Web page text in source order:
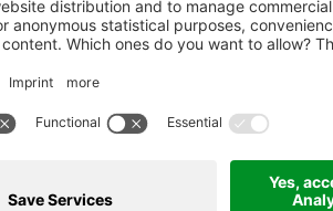
STARKE PARTNER